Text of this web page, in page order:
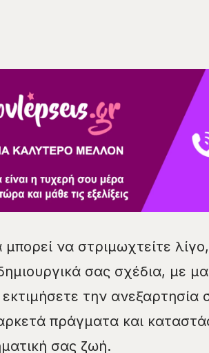
μπορεί να στριμωχτείτε
σας σχέδια, με
την ανεξαρτησία
πράγματα και
σας ζωή.